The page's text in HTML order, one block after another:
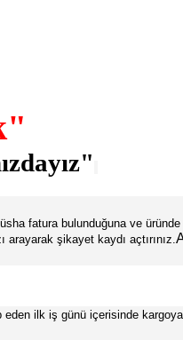
fatura bulunduğuna ve
şikayet kaydı açtırınız.
ilk iş günü içerisinde